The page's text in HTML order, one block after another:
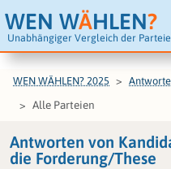
WEN WÄHLEN?
Unabhängiger Vergleich der
WEN WÄHLEN? 2025
Alle Parteien
Antworten von
die Forderung/These